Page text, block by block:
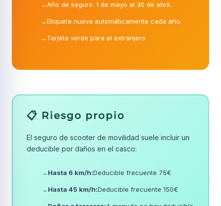
→Año de seguro: 1 de mayo al 30 de abril.
→Etiqueta nueva automáticamente cada año.
→Tarjeta verde para el extranjero
📋 Riesgo propio
El seguro de scooter de movilidad suele incluir un
deducible por daños en el casco:
→Hasta 6 km/h:Deducible frecuente 75€
→Hasta 45 km/h:Deducible frecuente 150€